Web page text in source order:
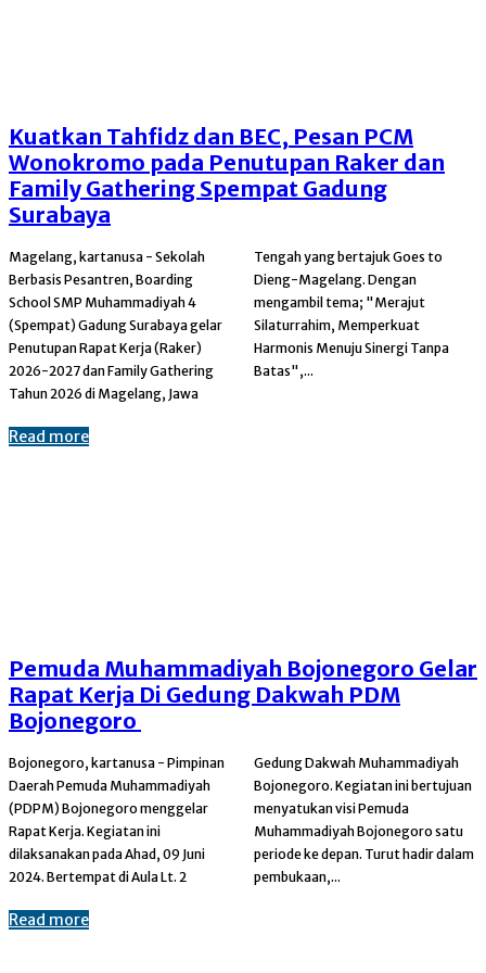
Kuatkan Tahfidz dan BEC, Pesan PCM
Wonokromo pada Penutupan Raker dan
Family Gathering Spempat Gadung
Surabaya
Magelang, kartanusa - Sekolah
Berbasis Pesantren, Boarding
School SMP Muhammadiyah 4
(Spempat) Gadung Surabaya gelar
Penutupan Rapat Kerja (Raker)
2026-2027 dan Family Gathering
Tahun 2026 di Magelang, Jawa
Tengah yang bertajuk Goes to
Dieng-Magelang. Dengan
mengambil tema; "Merajut
Silaturrahim, Memperkuat
Harmonis Menuju Sinergi Tanpa
Batas",...
Read more
Pemuda Muhammadiyah Bojonegoro Gelar
Rapat Kerja Di Gedung Dakwah PDM
Bojonegoro
Bojonegoro, kartanusa - Pimpinan
Daerah Pemuda Muhammadiyah
(PDPM) Bojonegoro menggelar
Rapat Kerja. Kegiatan ini
dilaksanakan pada Ahad, 09 Juni
2024. Bertempat di Aula Lt. 2
Gedung Dakwah Muhammadiyah
Bojonegoro. Kegiatan ini bertujuan
menyatukan visi Pemuda
Muhammadiyah Bojonegoro satu
periode ke depan. Turut hadir dalam
pembukaan,...
Read more